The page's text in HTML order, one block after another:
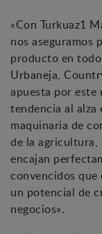
«Con Turkuaz1
nos aseguramos
producto en
Urbaneja,
apuesta por este
tendencia al alza
maquinaria de
de la agricultura,
encajan
convencidos que
un potencial de
negocios».